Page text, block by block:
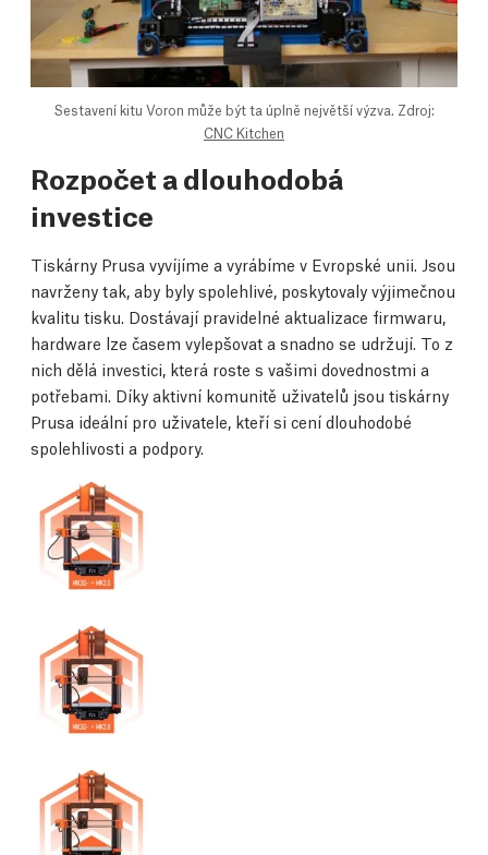
Sestavení kitu Voron může být ta úplně největší výzva. Zdroj:
CNC Kitchen
Rozpočet a dlouhodobá
investice
Tiskárny Prusa vyvíjíme a vyrábíme v Evropské unii. Jsou
navrženy tak, aby byly spolehlivé, poskytovaly výjimečnou
kvalitu tisku. Dostávají pravidelné aktualizace firmwaru,
hardware lze časem vylepšovat a snadno se udržují. To z
nich dělá investici, která roste s vašimi dovednostmi a
potřebami. Díky aktivní komunitě uživatelů jsou tiskárny
Prusa ideální pro uživatele, kteří si cení dlouhodobé
spolehlivosti a podpory.